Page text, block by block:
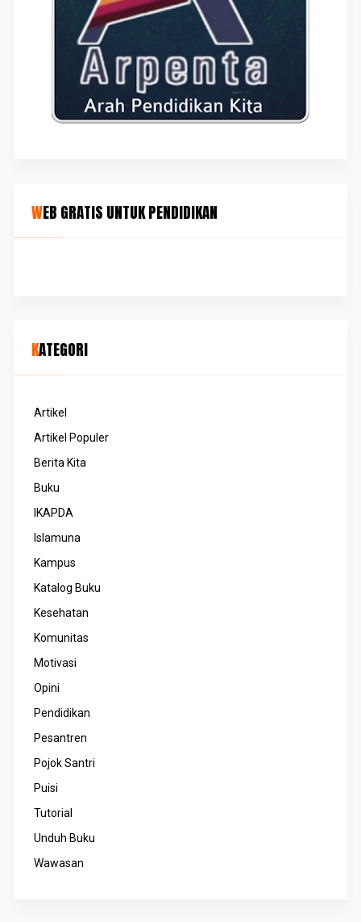
WEB GRATIS UNTUK PENDIDIKAN
KATEGORI
Artikel
Artikel Populer
Berita Kita
Buku
IKAPDA
Islamuna
Kampus
Katalog Buku
Kesehatan
Komunitas
Motivasi
Opini
Pendidikan
Pesantren
Pojok Santri
Puisi
Tutorial
Unduh Buku
Wawasan